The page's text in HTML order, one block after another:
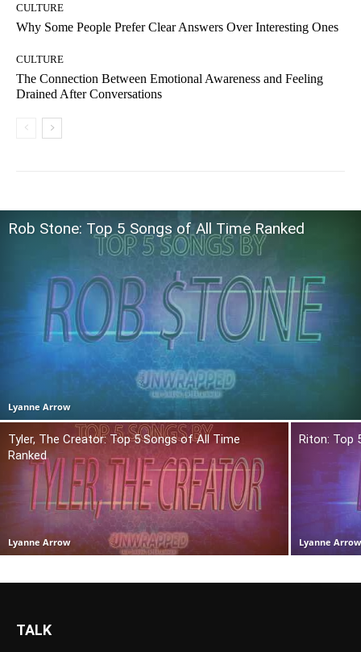
CULTURE
Why Some People Prefer Clear Answers Over Interesting Ones
CULTURE
The Connection Between Emotional Awareness and Feeling
Drained After Conversations
Rob Stone: Top 5 Songs of All Time Ranked
Lyanne Arrow
Tyler, The Creator: Top 5 Songs of All Time
Ranked
Lyanne Arrow
Riton: Top
Lyanne Arrow
TALK